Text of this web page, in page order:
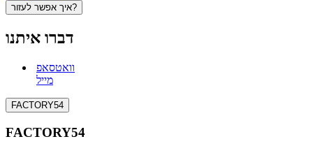
איך אפשר לעזור?
דברו איתנו
וואטסאפ
מייל
FACTORY54
FACTORY54